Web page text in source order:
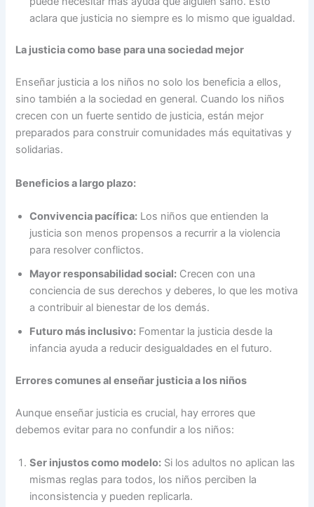
aclara que justicia no siempre es lo mismo que igualdad.
La justicia como base para una sociedad mejor
Enseñar justicia a los niños no solo los beneficia a ellos,
sino también a la sociedad en general. Cuando los niños
crecen con un fuerte sentido de justicia, están mejor
preparados para construir comunidades más equitativas y
solidarias.
Beneficios a largo plazo:
Convivencia pacífica: Los niños que entienden la
justicia son menos propensos a recurrir a la violencia
para resolver conflictos.
Mayor responsabilidad social: Crecen con una
conciencia de sus derechos y deberes, lo que les motiva
a contribuir al bienestar de los demás.
Futuro más inclusivo: Fomentar la justicia desde la
infancia ayuda a reducir desigualdades en el futuro.
Errores comunes al enseñar justicia a los niños
Aunque enseñar justicia es crucial, hay errores que
debemos evitar para no confundir a los niños:
Ser injustos como modelo: Si los adultos no aplican las
mismas reglas para todos, los niños perciben la
inconsistencia y pueden replicarla.